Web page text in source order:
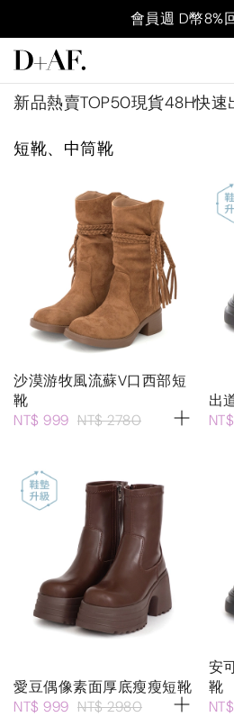
會員週 D幣8%
新品熱賣TOP50現貨48H快速
短靴、中筒靴
沙漠游牧風流蘇V口西部短
靴
NT$ 999 NT$ 2780
出
愛豆偶像素面厚底瘦瘦短靴
NT$ 999 NT$ 2980
安
靴